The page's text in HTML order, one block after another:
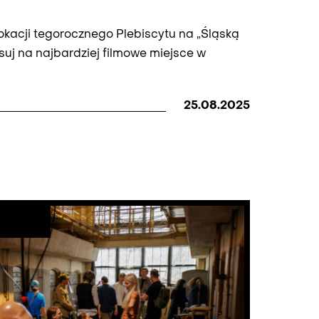
tegorocznego Plebiscytu na „Śląską
na najbardziej filmowe miejsce w
25.08.2025